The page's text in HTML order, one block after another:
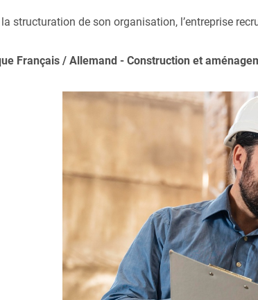
structuration de son organisation, l’entreprise
Français / Allemand - Construction et